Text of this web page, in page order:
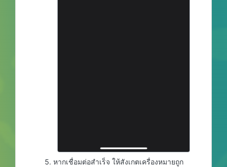
หากเชื่อมต่อสำเร็จ ให้สังเกตเครื่องหมายถูก